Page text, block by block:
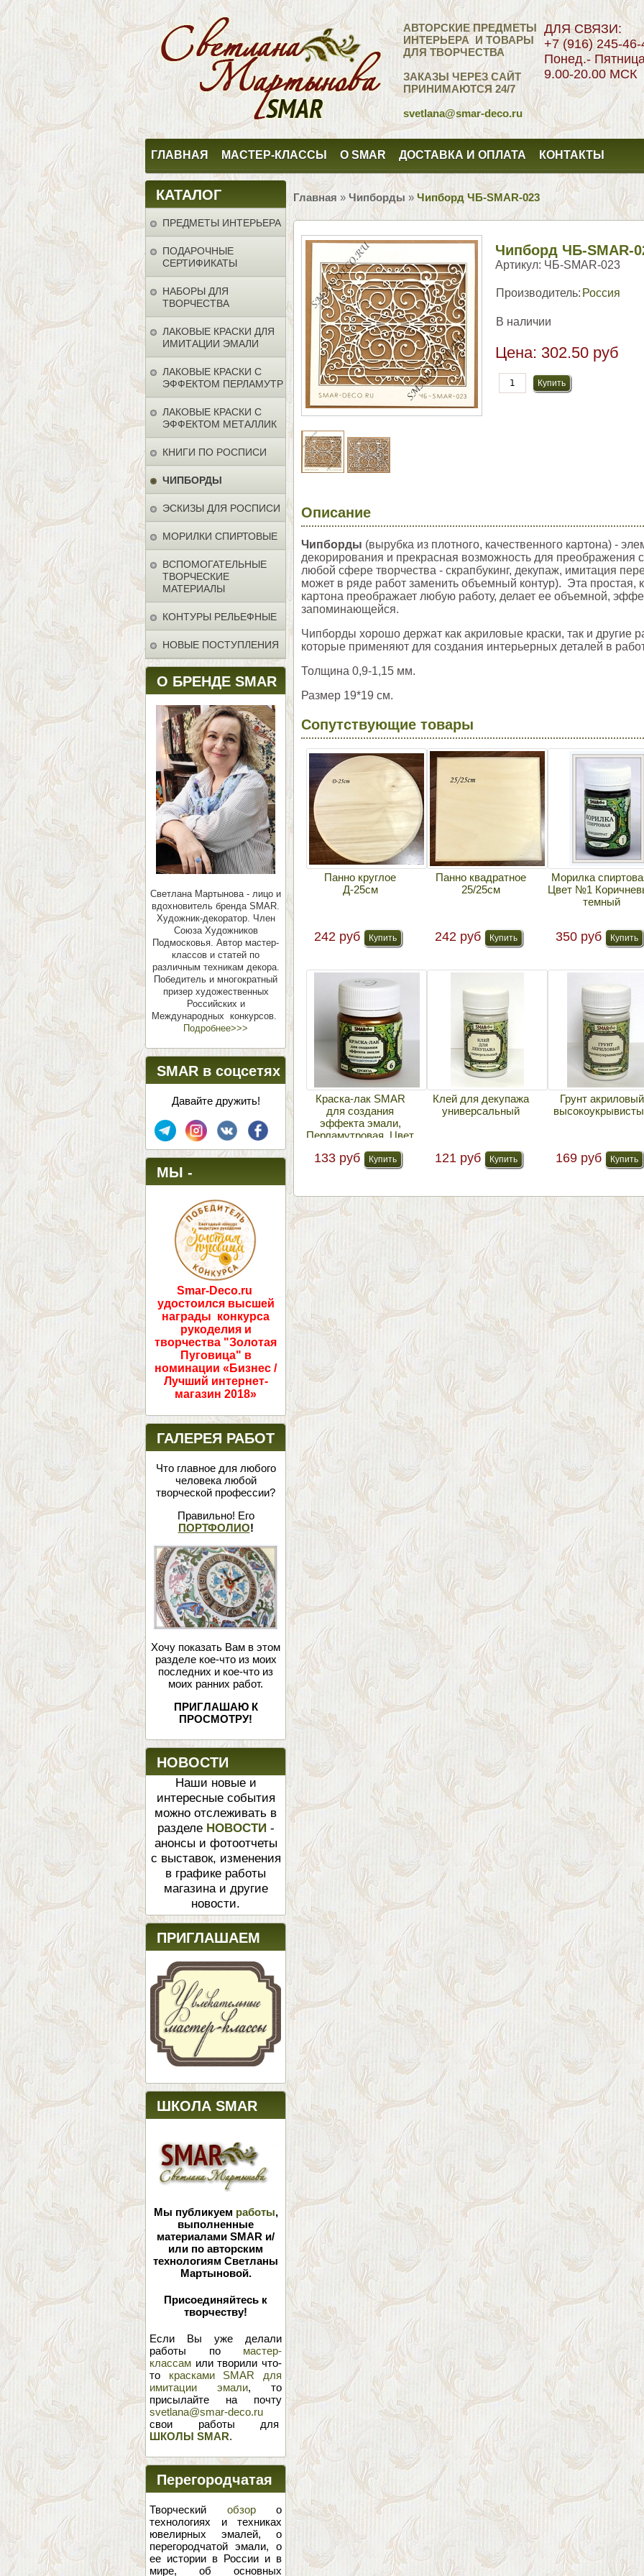
АВТОРСКИЕ ПРЕДМЕТЫ
ИНТЕРЬЕРА И ТОВАРЫ
ДЛЯ ТВОРЧЕСТВА
ЗАКАЗЫ ЧЕРЕЗ САЙТ
ПРИНИМАЮТСЯ 24/7
svetlana@smar-deco.ru
ДЛЯ СВЯЗИ:
+7 (916) 245-46-
Понед.-
9.00-20.00 МСК
ГЛАВНАЯ МАСТЕР-КЛАССЫ О SMAR ДОСТАВКА И ОПЛАТА КОНТАКТЫ
КАТАЛОГ
ПРЕДМЕТЫ ИНТЕРЬЕРА
ПОДАРОЧНЫЕ
СЕРТИФИКАТЫ
НАБОРЫ ДЛЯ
ТВОРЧЕСТВА
ЛАКОВЫЕ КРАСКИ ДЛЯ
ИМИТАЦИИ ЭМАЛИ
ЛАКОВЫЕ КРАСКИ С
ЭФФЕКТОМ ПЕРЛАМУТР
ЛАКОВЫЕ КРАСКИ С
ЭФФЕКТОМ МЕТАЛЛИК
КНИГИ ПО РОСПИСИ
ЧИПБОРДЫ
ЭСКИЗЫ ДЛЯ РОСПИСИ
МОРИЛКИ СПИРТОВЫЕ
ВСПОМОГАТЕЛЬНЫЕ
ТВОРЧЕСКИЕ
МАТЕРИАЛЫ
КОНТУРЫ РЕЛЬЕФНЫЕ
НОВЫЕ ПОСТУПЛЕНИЯ
О БРЕНДЕ SMAR
Светлана Мартынова - лицо и
вдохновитель бренда SMAR.
Художник-декоратор. Член
Союза Художников
Подмосковья. Автор мастер-
классов и статей по
различным техникам декора.
Победитель и многократный
призер художественных
Российских и
Международных конкурсов.
Подробнее>>>
SMAR в соцсетях
Давайте дружить!
МЫ -
ПОБЕДИТЕЛИ!
Smar-Deco.ru
удостоился высшей
награды конкурса
рукоделия и
творчества "Золотая
Пуговица" в
номинации «Бизнес /
Лучший интернет-
магазин 2018»
ГАЛЕРЕЯ РАБОТ
Что главное для любого
человека любой
творческой профессии?
Правильно! Его
ПОРТФОЛИО!
Хочу показать Вам в этом
разделе кое-что из моих
последних и кое-что из
моих ранних работ.
ПРИГЛАШАЮ К
ПРОСМОТРУ!
НОВОСТИ
Наши новые и
интересные события
можно отслеживать в
разделе НОВОСТИ -
анонсы и фотоотчеты
с выставок, изменения
в графике работы
магазина и другие
новости.
ПРИГЛАШАЕМ
ШКОЛА SMAR
Мы публикуем работы,
выполненные
материалами SMAR и/
или по авторским
технологиям Светланы
Мартыновой.
Присоединяйтесь к
творчеству!
Если Вы уже делали
работы по мастер-
классам или творили что-
то красками SMAR для
имитации эмали, то
присылайте на почту
svetlana@smar-deco.ru
свои работы для
ШКОЛЫ SMAR.
Перегородчатая
эмаль
Творческий обзоро
технологиях и техниках
ювелирных эмалей, о
перегородчатой эмали, о
ее истории в России и в
мире, об основных
Главная » Чипборды » Чипборд ЧБ-SMAR-023
Чипборд ЧБ-SMAR-
Артикул: ЧБ-SMAR-023
Производитель: Россия
В наличии
Цена: 302.50 руб
Описание
Чипборды (вырубка из плотного, качественного картона) -
декорирования и прекрасная возможность для преображения
любой сфере творчества - скрапбукинг, декупаж, имитация
может в ряде работ заменить объемный контур). Эта простая,
картона преображает любую работу, делает ее объемной,
запоминающейся.
Чипборды хорошо держат как акриловые краски, так и другие
которые применяют для создания интерьерных деталей в
Толщина 0,9-1,15 мм.
Размер 19*19 см.
Сопутствующие товары
Панно круглое
Д-25см
242 руб
Панно квадратное
25/25см
242 руб
Морилка
Цвет №1
темный
350 руб
Краска-лак SMAR
для создания
эффекта эмали,
Перламутровая. Цвет
133 руб
Клей для декупажа
универсальный
121 руб
Грунт акриловый
169 руб